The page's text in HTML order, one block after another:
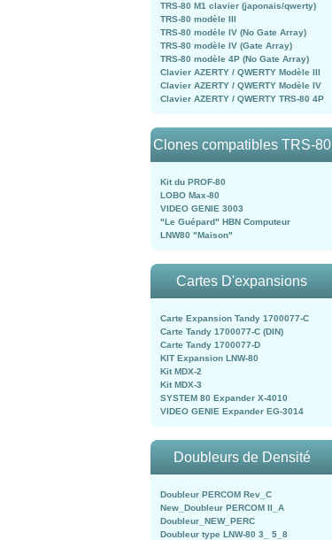
TRS-80 M1 clavier (japonais/qwerty)
TRS-80 modèle III
TRS-80 modèle IV (No Gate Array)
TRS-80 modèle IV (Gate Array)
TRS-80 modèle 4P (No Gate Array)
Clavier AZERTY / QWERTY Modèle III
Clavier AZERTY / QWERTY Modèle IV
Clavier AZERTY / QWERTY TRS-80 4P
Clones compatibles TRS-80
Kit du PROF-80
LOBO Max-80
VIDEO GENIE 3003
"Le Guépard" HBN Computeur
LNW80 "Maison"
Cartes D'expansions
Carte Expansion Tandy 1700077-C
Carte Tandy 1700077-C (DIN)
Carte Tandy 1700077-D
KIT Expansion LNW-80
Kit MDX-2
Kit MDX-3
SYSTEM 80 Expander X-4010
VIDEO GENIE Expander EG-3014
Doubleurs de Densité
Doubleur PERCOM Rev_C
New_Doubleur PERCOM II_A
Doubleur_NEW_PERC
Doubleur type LNW-80 3_ 5_8